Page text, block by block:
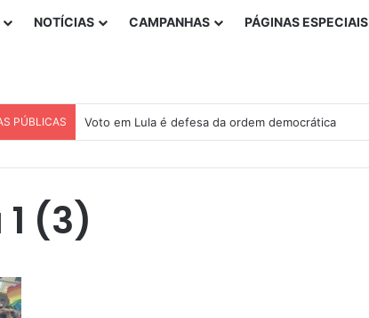
NOTÍCIAS CAMPANHAS PÁGINAS ESPECIAIS
PÚBLICAS Voto em Lula é defesa da ordem democrática
(3)